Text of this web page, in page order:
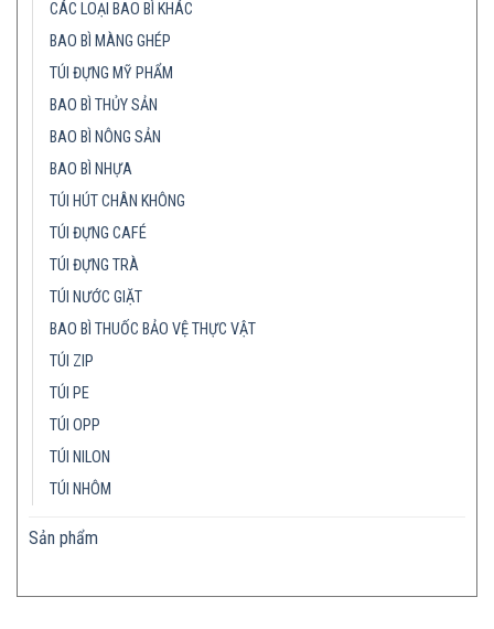
CÁC LOẠI BAO BÌ KHÁC
BAO BÌ MÀNG GHÉP
TÚI ĐỰNG MỸ PHẨM
BAO BÌ THỦY SẢN
BAO BÌ NÔNG SẢN
BAO BÌ NHỰA
TÚI HÚT CHÂN KHÔNG
TÚI ĐỰNG CAFÉ
TÚI ĐỰNG TRÀ
TÚI NƯỚC GIẶT
BAO BÌ THUỐC BẢO VỆ THỰC VẬT
TÚI ZIP
TÚI PE
TÚI OPP
TÚI NILON
TÚI NHÔM
Sản phẩm